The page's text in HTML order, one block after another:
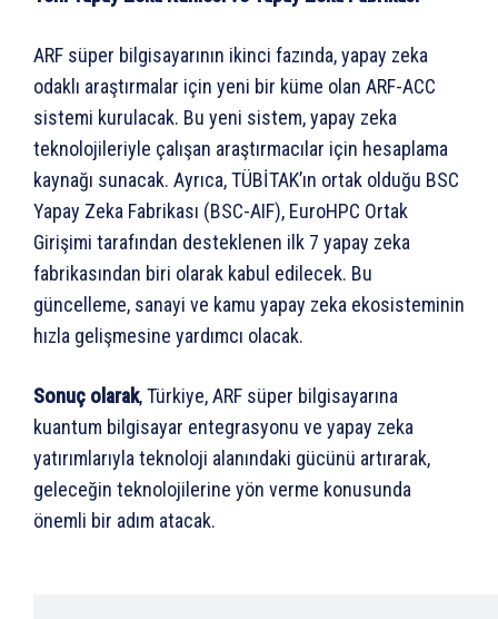
ARF süper bilgisayarının ikinci fazında, yapay zeka
odaklı araştırmalar için yeni bir küme olan ARF-ACC
sistemi kurulacak. Bu yeni sistem, yapay zeka
teknolojileriyle çalışan araştırmacılar için hesaplama
kaynağı sunacak. Ayrıca, TÜBİTAK’ın ortak olduğu BSC
Yapay Zeka Fabrikası (BSC-AIF), EuroHPC Ortak
Girişimi tarafından desteklenen ilk 7 yapay zeka
fabrikasından biri olarak kabul edilecek. Bu
güncelleme, sanayi ve kamu yapay zeka ekosisteminin
hızla gelişmesine yardımcı olacak.
Sonuç olarak, Türkiye, ARF süper bilgisayarına
kuantum bilgisayar entegrasyonu ve yapay zeka
yatırımlarıyla teknoloji alanındaki gücünü artırarak,
geleceğin teknolojilerine yön verme konusunda
önemli bir adım atacak.